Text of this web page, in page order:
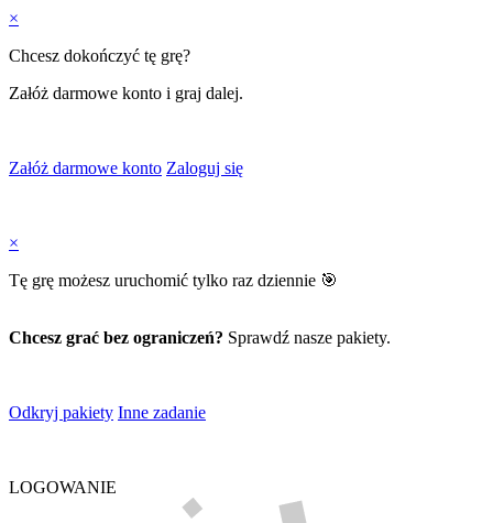
×
Chcesz dokończyć tę grę?
Załóż darmowe konto i graj dalej.
Załóż darmowe konto Zaloguj się
×
Tę grę możesz uruchomić tylko raz dziennie 🎯
Chcesz grać bez ograniczeń? Sprawdź nasze pakiety.
Odkryj pakiety Inne zadanie
LOGOWANIE